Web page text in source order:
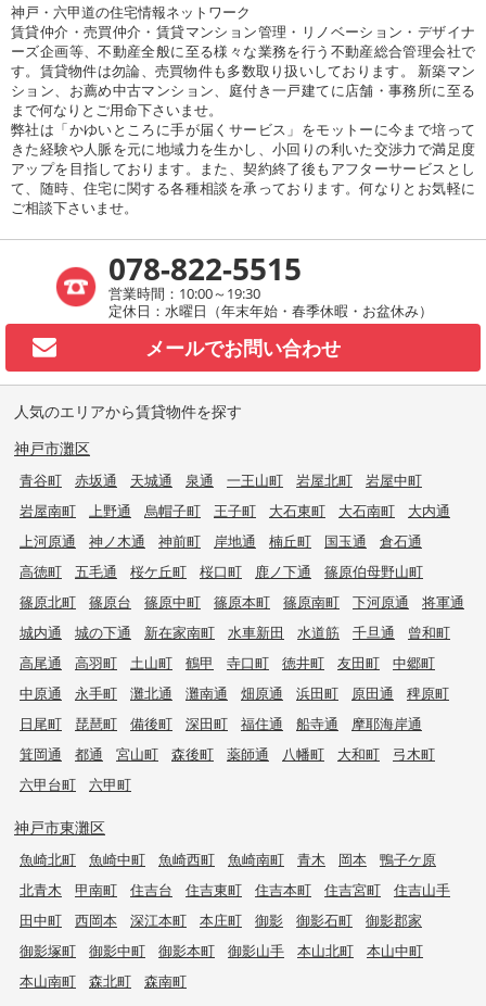
神戸・六甲道の住宅情報ネットワーク
賃貸仲介・売買仲介・賃貸マンション管理・リノベーション・デザイナ
ーズ企画等、不動産全般に至る様々な業務を行う不動産総合管理会社で
す。賃貸物件は勿論、売買物件も多数取り扱いしております。 新築マン
ション、お薦め中古マンション、庭付き一戸建てに店舗・事務所に至る
まで何なりとご用命下さいませ。
弊社は「かゆいところに手が届くサービス」をモットーに今まで培って
きた経験や人脈を元に地域力を生かし、小回りの利いた交渉力で満足度
アップを目指しております。また、契約終了後もアフターサービスとし
て、随時、住宅に関する各種相談を承っております。何なりとお気軽に
ご相談下さいませ。
078-822-5515
営業時間：10:00～19:30
定休日：水曜日（年末年始・春季休暇・お盆休み）
メールでお問い合わせ
人気のエリアから賃貸物件を探す
神戸市灘区
青谷町 赤坂通 天城通 泉通 一王山町 岩屋北町
岩屋中町
岩屋南町
上野通 烏帽子町 王子町 大石東町 大石南町
大内通
上河原通
神ノ木通 神前町 岸地通 楠丘町 国玉通
倉石通
高徳町
五毛通 桜ケ丘町 桜口町 鹿ノ下通
篠原伯母野山町
篠原北町
篠原台 篠原中町 篠原本町 篠原南町 下河原通
将軍通
城内通
城の下通 新在家南町 水車新田 水道筋 千旦通
曾和町
高尾通
高羽町 土山町 鶴甲 寺口町 徳井町 友田町
中郷町
中原通
永手町 灘北通 灘南通 畑原通 浜田町 原田通
稗原町
日尾町
琵琶町 備後町 深田町 福住通 船寺通
摩耶海岸通
箕岡通
都通 宮山町 森後町 薬師通 八幡町 大和町
弓木町
六甲台町
六甲町
神戸市東灘区
魚崎北町 魚崎中町 魚崎西町 魚崎南町 青木 岡本
鴨子ケ原
北青木
甲南町 住吉台 住吉東町 住吉本町 住吉宮町
住吉山手
田中町
西岡本 深江本町 本庄町 御影 御影石町
御影郡家
御影塚町
御影中町 御影本町 御影山手 本山北町
本山中町
本山南町
森北町 森南町